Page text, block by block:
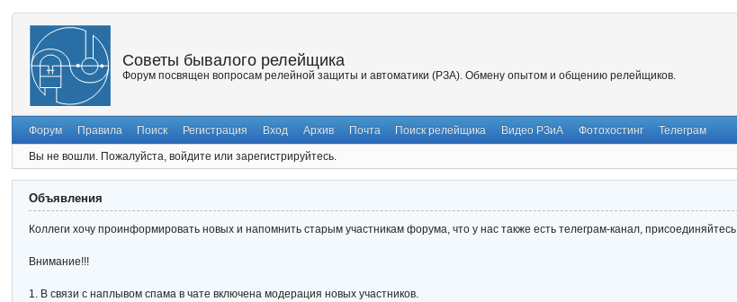
Советы бывалого релейщика
Форум посвящен вопросам релейной защиты и автоматики (РЗА). Обмену опытом и общению релейщиков.
Форум Правила Поиск Регистрация Вход Архив Почта Поиск релейщика Видео РЗиА Фотохостинг Телеграм
Вы не вошли. Пожалуйста, войдите или зарегистрируйтесь.
Объявления
Коллеги хочу проинформировать новых и напомнить старым участникам форума, что у нас также есть телеграм-канал, присоединяйтесь
Внимание!!!
1. В связи с наплывом спама в чате включена модерация новых участников.